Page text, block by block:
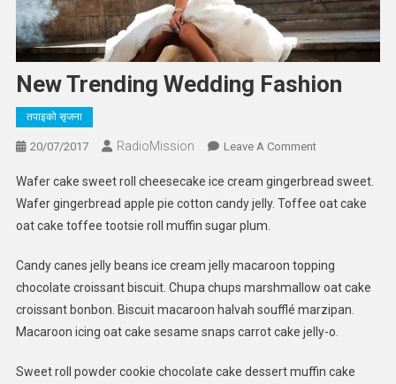
New Trending Wedding Fashion
तपाइको सृजना
20/07/2017 RadioMission Leave A CommentOn
Trending
Wedding
Wafer cake sweet roll cheesecake ice cream gingerbread sweet.
Wafer gingerbread apple pie cotton candy jelly. Toffee oat cake
oat cake toffee tootsie roll muffin sugar plum.
Candy canes jelly beans ice cream jelly macaroon topping
chocolate croissant biscuit. Chupa chups marshmallow oat cake
croissant bonbon. Biscuit macaroon halvah soufflé marzipan.
Macaroon icing oat cake sesame snaps carrot cake jelly-o.
Sweet roll powder cookie chocolate cake dessert muffin cake